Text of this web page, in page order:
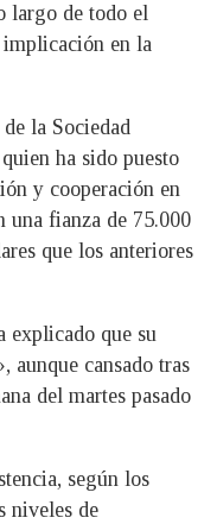
largo de todo el
en la
la Sociedad
ha sido puesto
y cooperación en
una fianza de 75.000
que los anteriores
explicado que su
aunque cansado tras
del martes pasado
según los
niveles de